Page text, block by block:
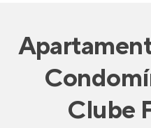
Clube